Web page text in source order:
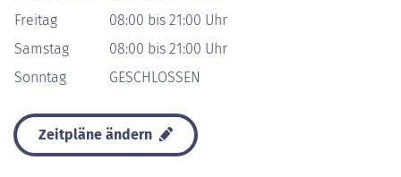
Freitag
08:00 bis 21:00 Uhr
Samstag
08:00 bis 21:00 Uhr
Sonntag
GESCHLOSSEN
Zeitpläne ändern